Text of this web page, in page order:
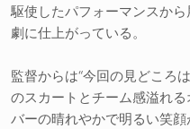
駆使したパフォーマンスか
劇に仕上がっている。
監督からは“今回の見どころ
のスカートとチーム感溢れ
バーの晴れやかで明るい笑